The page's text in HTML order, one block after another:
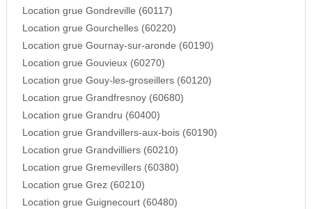
Location grue Gondreville (60117)
Location grue Gourchelles (60220)
Location grue Gournay-sur-aronde (60190)
Location grue Gouvieux (60270)
Location grue Gouy-les-groseillers (60120)
Location grue Grandfresnoy (60680)
Location grue Grandru (60400)
Location grue Grandvillers-aux-bois (60190)
Location grue Grandvilliers (60210)
Location grue Gremevillers (60380)
Location grue Grez (60210)
Location grue Guignecourt (60480)